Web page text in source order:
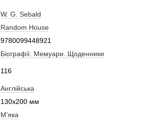
W. G. Sebald
Random House
9780099448921
Біографії. Мемуари. Щоденники
116
Англійська
130x200 мм
М'яка